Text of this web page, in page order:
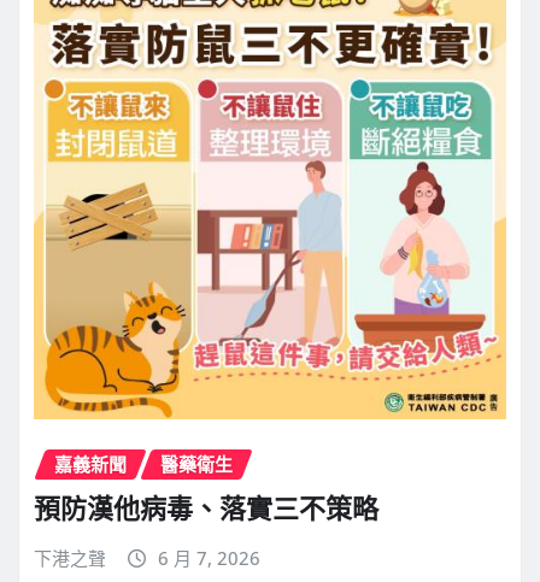
嘉義新聞 醫藥衛生
預防漢他病毒、落實三不策略
下港之聲 6 月 7, 2026